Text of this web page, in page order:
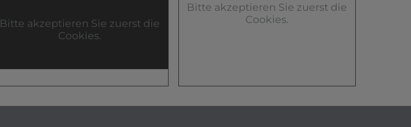
Bitte akzeptieren Sie zuerst die
Cookies.
Bitte akzeptieren Sie zuerst die
Cookies.